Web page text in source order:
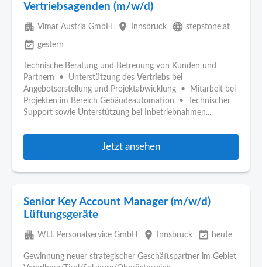
Vertriebsagenden (m/w/d)
apartment Vimar Austria GmbH place Innsbruck language stepstone.at
event_available gestern
Technische Beratung und Betreuung von Kunden und
Partnern • Unterstützung des Vertriebs bei
Angebotserstellung und Projektabwicklung • Mitarbeit bei
Projekten im Bereich Gebäudeautomation • Technischer
Support sowie Unterstützung bei Inbetriebnahmen...
Jetzt ansehen
Senior Key Account Manager (m/w/d)
Lüftungsgeräte
apartment WLL Personalservice GmbH place Innsbruck event_available heute
Gewinnung neuer strategischer Geschäftspartner im Gebiet